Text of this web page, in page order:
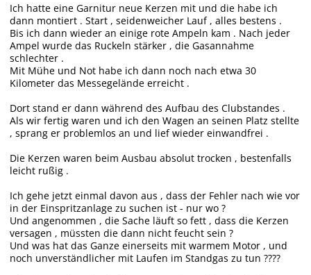
Ich hatte eine Garnitur neue Kerzen mit und die habe ich
dann montiert . Start , seidenweicher Lauf , alles bestens .
Bis ich dann wieder an einige rote Ampeln kam . Nach jeder
Ampel wurde das Ruckeln stärker , die Gasannahme
schlechter .
Mit Mühe und Not habe ich dann noch nach etwa 30
Kilometer das Messegelände erreicht .
Dort stand er dann während des Aufbau des Clubstandes .
Als wir fertig waren und ich den Wagen an seinen Platz stellte
, sprang er problemlos an und lief wieder einwandfrei .
Die Kerzen waren beim Ausbau absolut trocken , bestenfalls
leicht rußig .
Ich gehe jetzt einmal davon aus , dass der Fehler nach wie vor
in der Einspritzanlage zu suchen ist - nur wo ?
Und angenommen , die Sache läuft so fett , dass die Kerzen
versagen , müssten die dann nicht feucht sein ?
Und was hat das Ganze einerseits mit warmem Motor , und
noch unverständlicher mit Laufen im Standgas zu tun ????